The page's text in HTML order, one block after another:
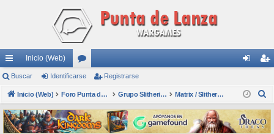
nl
ac
es
rá
Inicio (Web)
or
os nti
fic
ar
ist
ra
rs
Buscar Identificarse Registrarse
Inicio (Web) Foro Punta de Lanza Wargames Grupo Slitherine Matrix / Slitherine
s